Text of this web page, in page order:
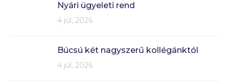
Nyári ügyeleti rend
4 júl, 2026
Búcsú két nagyszerű kollégánktól
4 júl, 2026